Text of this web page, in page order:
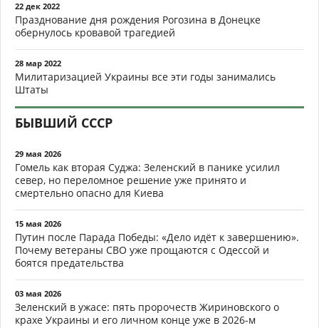
22 дек 2022
Празднование дня рождения Рогозина в Донецке
обернулось кровавой трагедией
28 мар 2022
Милитаризацией Украины все эти годы занимались
Штаты
БЫВШИЙ СССР
29 мая 2026
Гомель как вторая Суджа: Зеленский в панике усилил
север, но переломное решение уже принято и
смертельно опасно для Киева
15 мая 2026
Путин после Парада Победы: «Дело идёт к завершению».
Почему ветераны СВО уже прощаются с Одессой и
боятся предательства
03 мая 2026
Зеленский в ужасе: пять пророчеств Жириновского о
крахе Украины и его личном конце уже в 2026-м